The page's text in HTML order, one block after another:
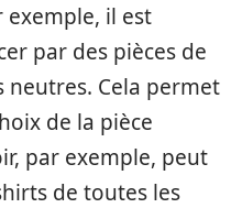
exemple, il est
par des pièces de
neutres. Cela permet
de la pièce
par exemple, peut
de toutes les